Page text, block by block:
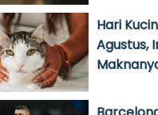
Hari
Agustus,